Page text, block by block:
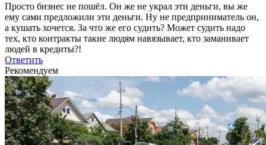
Просто бизнес не пошёл. Он же не украл эти деньги, вы же
ему сами предложили эти деньги. Ну не предприниматель он,
а кушать хочется. За что же его судить? Может судить надо
тех, кто контракты такие людям навязывает, кто заманивает
людей в кредиты?!
Ответить
Рекомендуем